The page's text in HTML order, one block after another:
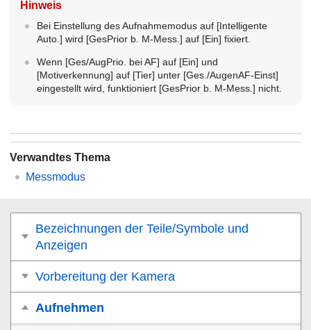
Hinweis
Bei Einstellung des Aufnahmemodus auf [Intelligente
Auto.] wird [GesPrior b. M-Mess.] auf [Ein] fixiert.
Wenn [Ges/AugPrio. bei AF] auf [Ein] und
[Motiverkennung] auf [Tier] unter [Ges./AugenAF-Einst]
eingestellt wird, funktioniert [GesPrior b. M-Mess.] nicht.
Verwandtes Thema
Messmodus
Bezeichnungen der Teile/Symbole und
Anzeigen
Vorbereitung der Kamera
Aufnehmen